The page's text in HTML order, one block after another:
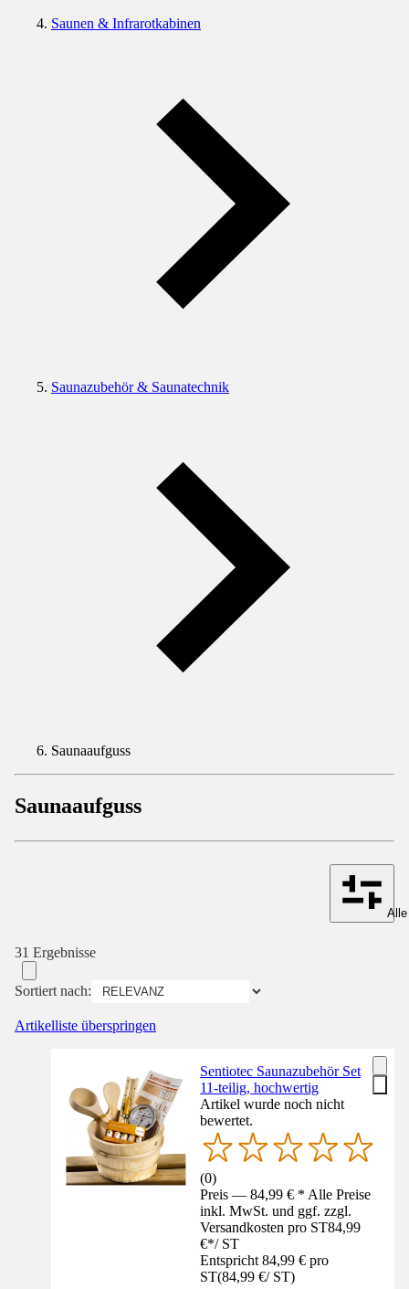
Saunen & Infrarotkabinen
Saunazubehör & Saunatechnik
Saunaaufguss
Saunaaufguss
31 Ergebnisse
Sortiert nach:
Artikelliste überspringen
Sentiotec Saunazubehör Set
11-teilig, hochwertig
Artikel wurde noch nicht
bewertet.
(0)
Preis — 84,99 € * Alle Preise
inkl. MwSt. und ggf. zzgl.
Versandkosten pro ST84,99
€*/ ST
Entspricht 84,99 € pro
ST(84,99 €/ ST)